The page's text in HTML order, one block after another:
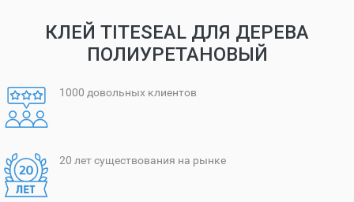
КЛЕЙ TITESEAL ДЛЯ ДЕРЕВА
ПОЛИУРЕТАНОВЫЙ
1000 довольных клиентов
20 лет существования на рынке